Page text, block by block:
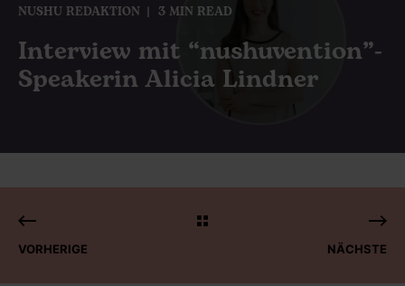
NUSHU REDAKTION 3 MIN READ
Interview mit “nushuvention”-
Speakerin Alicia Lindner
VORHERIGE NÄCHSTE